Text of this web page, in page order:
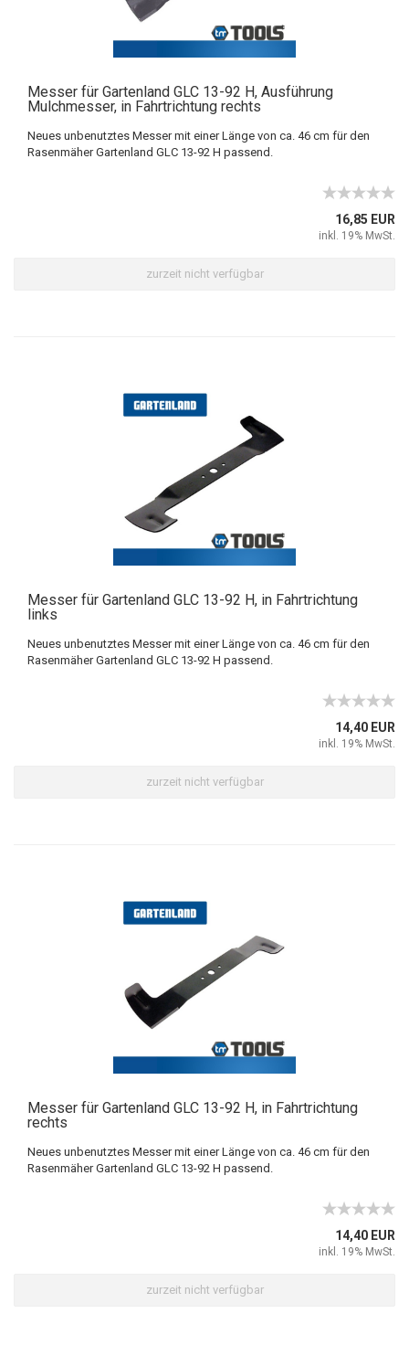
Messer für Gartenland GLC 13-92 H, Ausführung
Mulchmesser, in Fahrtrichtung rechts
Neues unbenutztes Messer mit einer Länge von ca. 46 cm für den
Rasenmäher Gartenland GLC 13-92 H passend.
16,85 EUR
inkl. 19% MwSt.
zurzeit nicht verfügbar
Messer für Gartenland GLC 13-92 H, in Fahrtrichtung
links
Neues unbenutztes Messer mit einer Länge von ca. 46 cm für den
Rasenmäher Gartenland GLC 13-92 H passend.
14,40 EUR
inkl. 19% MwSt.
zurzeit nicht verfügbar
Messer für Gartenland GLC 13-92 H, in Fahrtrichtung
rechts
Neues unbenutztes Messer mit einer Länge von ca. 46 cm für den
Rasenmäher Gartenland GLC 13-92 H passend.
14,40 EUR
inkl. 19% MwSt.
zurzeit nicht verfügbar